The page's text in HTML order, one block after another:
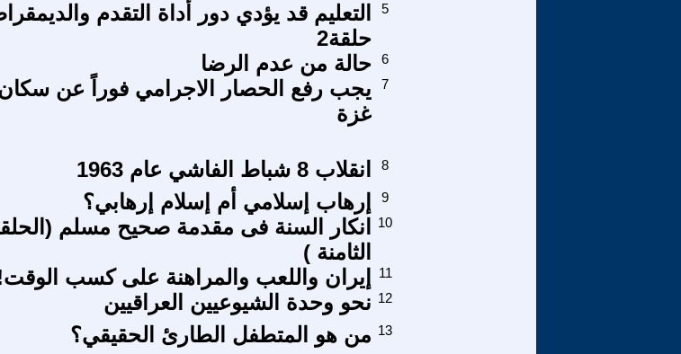
التعليم قد يؤدي دور أداة التقدم
حلقة2
5
حالة من عدم الرضا
6
يجب رفع الحصار الاجرامي فوراً عن
غزة
7
انقلاب 8 شباط الفاشي عام 1963 8
إرهاب إسلامي أم إسلام إرهابي؟
9
انكار السنة فى مقدمة صحيح مسلم
الثامنة )
10
إيران واللعب والمراهنة على كسب
11
نحو وحدة الشيوعيين العراقيين 12
من هو المتطفل الطارئ الحقيقي؟ 13